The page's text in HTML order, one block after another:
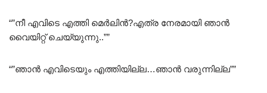
“”നീ എവിടെ എത്തി മെർലിൻ?എത്ര നേരമായി ഞാൻ
വൈയിറ്റ് ചെയ്യുന്നു..””
“”ഞാൻ എവിടെയും എത്തിയില്ല…ഞാൻ വരുന്നില്ല””